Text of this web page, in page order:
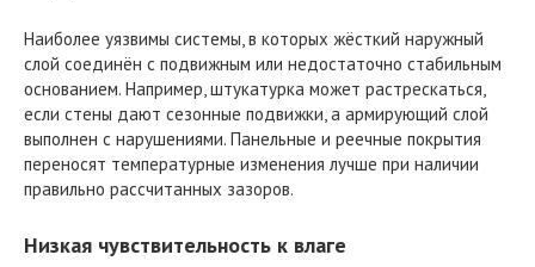
Наиболее уязвимы системы, в которых жёсткий наружный
слой соединён с подвижным или недостаточно стабильным
основанием. Например, штукатурка может растрескаться,
если стены дают сезонные подвижки, а армирующий слой
выполнен с нарушениями. Панельные и реечные покрытия
переносят температурные изменения лучше при наличии
правильно рассчитанных зазоров.
Низкая чувствительность к влаге